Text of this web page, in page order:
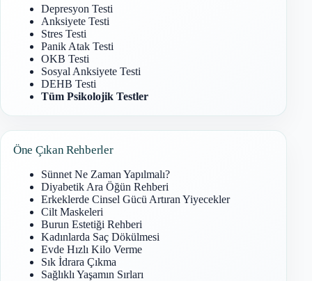
Depresyon Testi
Anksiyete Testi
Stres Testi
Panik Atak Testi
OKB Testi
Sosyal Anksiyete Testi
DEHB Testi
Tüm Psikolojik Testler
Öne Çıkan Rehberler
Sünnet Ne Zaman Yapılmalı?
Diyabetik Ara Öğün Rehberi
Erkeklerde Cinsel Gücü Artıran Yiyecekler
Cilt Maskeleri
Burun Estetiği Rehberi
Kadınlarda Saç Dökülmesi
Evde Hızlı Kilo Verme
Sık İdrara Çıkma
Sağlıklı Yaşamın Sırları